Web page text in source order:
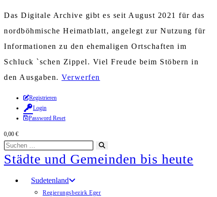
Das Digitale Archive gibt es seit August 2021 für das
nordböhmische Heimatblatt, angelegt zur Nutzung für
Informationen zu den ehemaligen Ortschaften im
Schluck `schen Zippel. Viel Freude beim Stöbern in
den Ausgaben. Verwerfen
Zum
Inhalt
springen
Registrieren
Login
Password Reset
0,00 €
Diese
Website
durchsuchen
starten
Städte und Gemeinden bis heute
Sudetenland
Regierungsbezirk Eger